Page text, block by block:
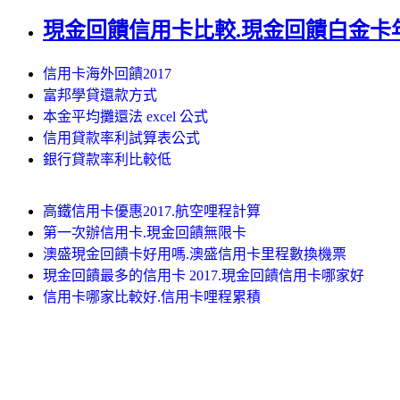
現金回饋信用卡比較.現金回饋白金卡
信用卡海外回饋2017
富邦學貸還款方式
本金平均攤還法 excel 公式
信用貸款率利試算表公式
銀行貸款率利比較低
高鐵信用卡優惠2017.航空哩程計算
第一次辦信用卡.現金回饋無限卡
澳盛現金回饋卡好用嗎.澳盛信用卡里程數換機票
現金回饋最多的信用卡 2017.現金回饋信用卡哪家好
信用卡哪家比較好.信用卡哩程累積